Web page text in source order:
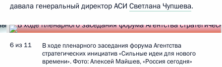
давала генеральный директор АСИ Светлана Чупшева.
6 из 11
В ходе пленарного заседания форума Агентства
стратегических инициатив «Сильные идеи для нового
времени». Фото: Алексей Майшев, «Россия сегодня»